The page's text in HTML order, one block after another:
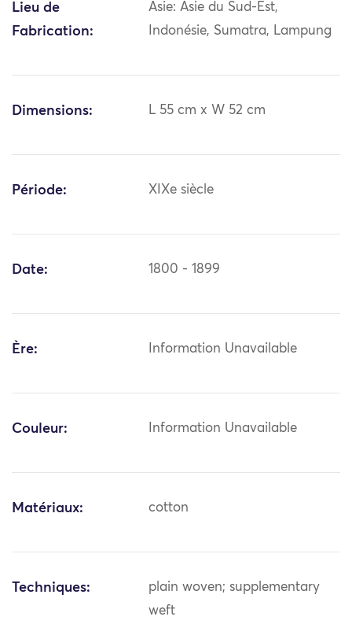
Lieu de
Fabrication:
Asie: Asie du Sud-Est,
Indonésie, Sumatra, Lampung
Dimensions: L 55 cm x W 52 cm
Période: XIXe siècle
Date: 1800 - 1899
Ère: Information Unavailable
Couleur: Information Unavailable
Matériaux: cotton
Techniques:
plain woven; supplementary
weft